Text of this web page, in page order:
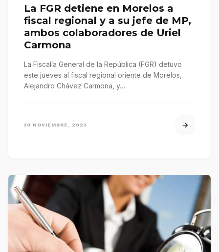
La FGR detiene en Morelos a
fiscal regional y a su jefe de MP,
ambos colaboradores de Uriel
Carmona
La Fiscalía General de la República (FGR) detuvo
este jueves al fiscal regional oriente de Morelos,
Alejandro Chávez Carmona, y…
30 NOVIEMBRE, 2023